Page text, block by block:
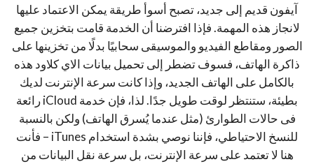
آيفون قديم إلى جديد، تصبح أسوأ طريقة يمكن الاعتماد عليها
لانجاز هذه المهمة. فإذا افترضنا أن الخدمة قامت بتخزين جميع
الصور ومقاطع الفيديو والموسيقى سحابيًا بدلًا من تخزينها على
ذاكرة الهاتف، فسوف تضطر إلى تحميل بيانات الاي كلاود هذه
بالكامل على الهاتف الجديد، وإذا كانت سرعة الإنترنت لديك
بطيئة، ستنتظر لوقت طويل جدًا. لذا، فإن خدمة iCloud رائعة
فى حالات الطوارئ (مثل عندما يُسرق الهاتف) ولكن بالنسبة
للنسخ الاحتياطي، فإننا نوصي بشدة استخدام iTunes – فأنت
هنا لا تعتمد على سرعة الإنترنت، بل سرعة نقل البيانات من